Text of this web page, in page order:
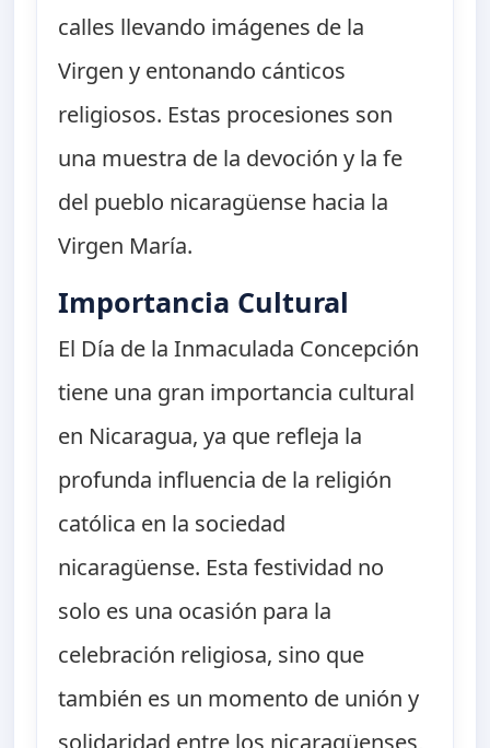
calles llevando imágenes de la
Virgen y entonando cánticos
religiosos. Estas procesiones son
una muestra de la devoción y la fe
del pueblo nicaragüense hacia la
Virgen María.
Importancia Cultural
El Día de la Inmaculada Concepción
tiene una gran importancia cultural
en Nicaragua, ya que refleja la
profunda influencia de la religión
católica en la sociedad
nicaragüense. Esta festividad no
solo es una ocasión para la
celebración religiosa, sino que
también es un momento de unión y